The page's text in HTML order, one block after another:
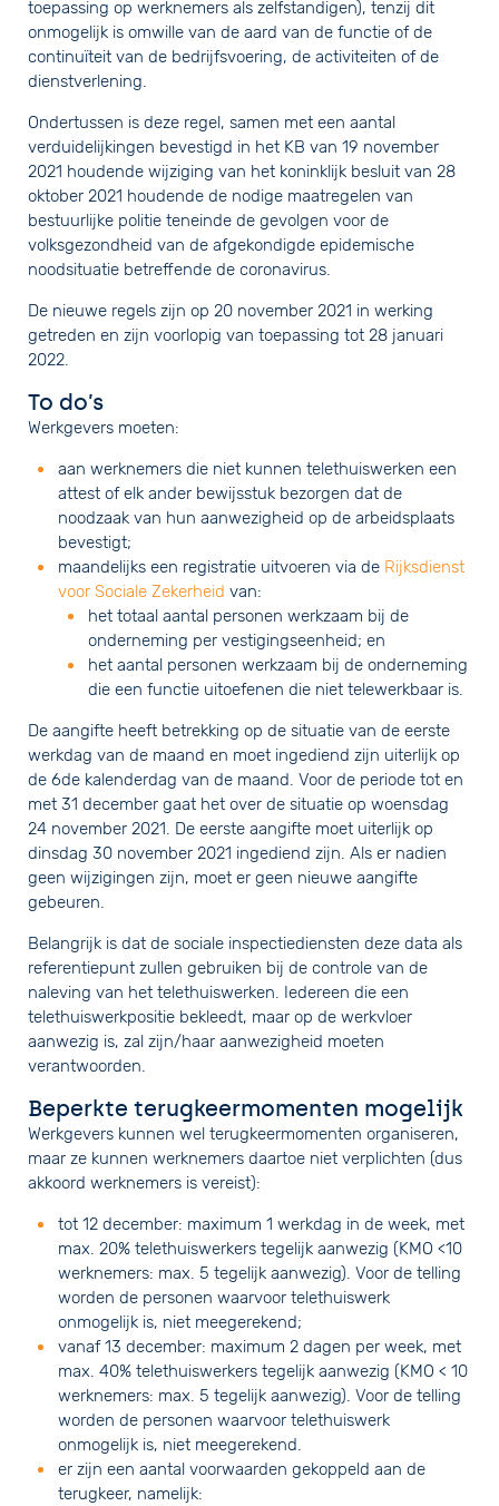
toepassing op werknemers als zelfstandigen), tenzij dit
onmogelijk is omwille van de aard van de functie of de
continuïteit van de bedrijfsvoering, de activiteiten of de
dienstverlening.
Ondertussen is deze regel, samen met een aantal
verduidelijkingen bevestigd in het KB van 19 november
2021 houdende wijziging van het koninklijk besluit van 28
oktober 2021 houdende de nodige maatregelen van
bestuurlijke politie teneinde de gevolgen voor de
volksgezondheid van de afgekondigde epidemische
noodsituatie betreffende de coronavirus.
De nieuwe regels zijn op 20 november 2021 in werking
getreden en zijn voorlopig van toepassing tot 28 januari
2022.
To do’s
Werkgevers moeten:
aan werknemers die niet kunnen telethuiswerken een
attest of elk ander bewijsstuk bezorgen dat de
noodzaak van hun aanwezigheid op de arbeidsplaats
bevestigt;
maandelijks een registratie uitvoeren via de Rijksdienst
voor Sociale Zekerheid van:
het totaal aantal personen werkzaam bij de
onderneming per vestigingseenheid; en
het aantal personen werkzaam bij de onderneming
die een functie uitoefenen die niet telewerkbaar is.
De aangifte heeft betrekking op de situatie van de eerste
werkdag van de maand en moet ingediend zijn uiterlijk op
de 6de kalenderdag van de maand. Voor de periode tot en
met 31 december gaat het over de situatie op woensdag
24 november 2021. De eerste aangifte moet uiterlijk op
dinsdag 30 november 2021 ingediend zijn. Als er nadien
geen wijzigingen zijn, moet er geen nieuwe aangifte
gebeuren.
Belangrijk is dat de sociale inspectiediensten deze data als
referentiepunt zullen gebruiken bij de controle van de
naleving van het telethuiswerken. Iedereen die een
telethuiswerkpositie bekleedt, maar op de werkvloer
aanwezig is, zal zijn/haar aanwezigheid moeten
verantwoorden.
Beperkte terugkeermomenten mogelijk
Werkgevers kunnen wel terugkeermomenten organiseren,
maar ze kunnen werknemers daartoe niet verplichten (dus
akkoord werknemers is vereist):
tot 12 december: maximum 1 werkdag in de week, met
max. 20% telethuiswerkers tegelijk aanwezig (KMO <10
werknemers: max. 5 tegelijk aanwezig). Voor de telling
worden de personen waarvoor telethuiswerk
onmogelijk is, niet meegerekend;
vanaf 13 december: maximum 2 dagen per week, met
max. 40% telethuiswerkers tegelijk aanwezig (KMO < 10
werknemers: max. 5 tegelijk aanwezig). Voor de telling
worden de personen waarvoor telethuiswerk
onmogelijk is, niet meegerekend.
er zijn een aantal voorwaarden gekoppeld aan de
terugkeer, namelijk: